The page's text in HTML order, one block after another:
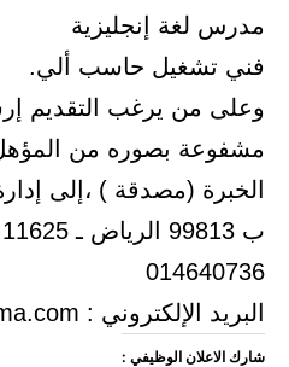
مدرس لغة إنجليزية
فني تشغيل حاسب ألي.
وعلى من يرغب التقديم
مشفوعة بصوره من
الخبرة (مصدقة ) ،إلى
014640736
البريد الإلكتروني : hr@pannesma.com
شارك الاعلان الوظيفي :